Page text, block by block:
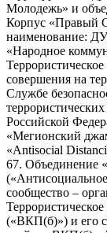
Молодежь» и
Корпус «Правый
наименование:
«Народное
совершения на
Службе
Российской
«Мегионский
«Antisocial
67. Объединение
сообщество –
(«ВКП(б)») и его